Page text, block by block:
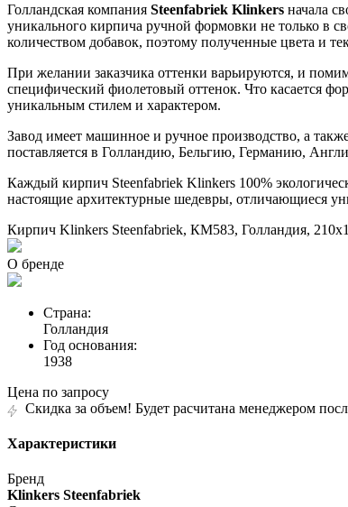
Голландская компания Steenfabriek Klinkers начала
уникального кирпича ручной формовки не только в
количеством добавок, поэтому полученные цвета и
При желании заказчика оттенки варьируются, и
специфический фиолетовый оттенок. Что касается
уникальным стилем и характером.
Завод имеет машинное и ручное производство, а
поставляется в Голландию, Бельгию, Германию,
Каждый кирпич Steenfabriek Klinkers 100%
настоящие архитектурные шедевры, отличающиеся
Кирпич Klinkers Steenfabriek, КМ583, Голландия,
О бренде
Страна:
Голландия
Год основания:
1938
Цена по запросу
Скидка за объем! Будет расчитана менеджером
Характеристики
Бренд
Klinkers Steenfabriek